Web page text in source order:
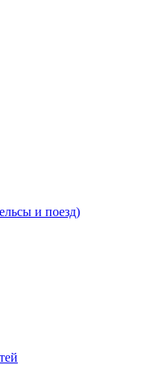
и поезд)